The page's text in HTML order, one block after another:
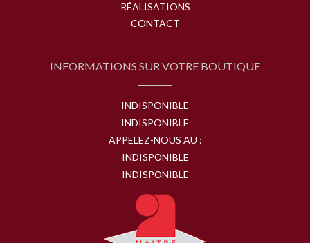
RÉALISATIONS
CONTACT
INFORMATIONS SUR VOTRE BOUTIQUE
INDISPONIBLE
INDISPONIBLE
APPELEZ-NOUS AU :
INDISPONIBLE
INDISPONIBLE